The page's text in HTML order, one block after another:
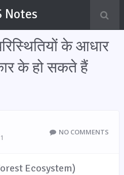
Notes
के आधार
के हो सकते हैं
NO COMMENTS
Ecosystem)